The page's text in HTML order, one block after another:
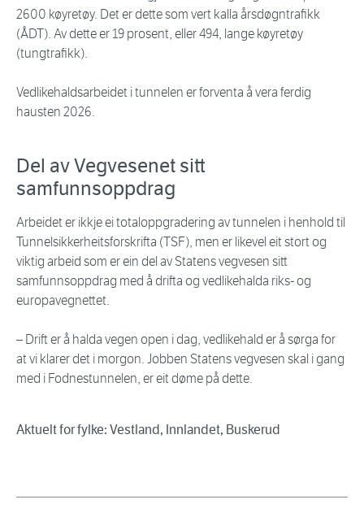
2600 køyretøy. Det er dette som vert kalla årsdøgntrafikk
(ÅDT). Av dette er 19 prosent, eller 494, lange køyretøy
(tungtrafikk).
Vedlikehaldsarbeidet i tunnelen er forventa å vera ferdig
hausten 2026.
Del av Vegvesenet sitt
samfunnsoppdrag
Arbeidet er ikkje ei totaloppgradering av tunnelen i henhold til
Tunnelsikkerheitsforskrifta (TSF), men er likevel eit stort og
viktig arbeid som er ein del av Statens vegvesen sitt
samfunnsoppdrag med å drifta og vedlikehalda riks- og
europavegnettet.
– Drift er å halda vegen open i dag, vedlikehald er å sørga for
at vi klarer det i morgon. Jobben Statens vegvesen skal i gang
med i Fodnestunnelen, er eit døme på dette.
Aktuelt for fylke: Vestland, Innlandet, Buskerud